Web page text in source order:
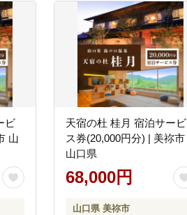
ビ
山
天宿の杜 桂月 宿泊サービ
ス券(20,000円分) | 美祢市
山口県
68,000円
山口県 美祢市